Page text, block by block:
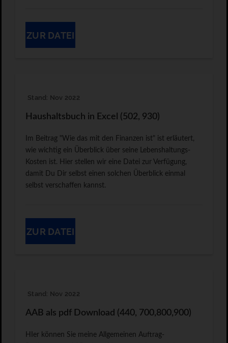
ZUR DATEI
Stand: Nov 2022
Haushaltsbuch in Excel (502, 930)
Im Beitrag "Wie das mit den Finanzen ist" ist erläutert,
wie wichtig ein Überblick über seine Lebenshaltungs-
Kosten ist. Hier stellen wir eine Datei zur Verfügung,
damit Du Dir selbst einen solchen Überblick einmal
selbst verschaffen kannst.
ZUR DATEI
Stand: Nov 2022
AAB als pdf Download (440, 700,800,900)
HIer können Sie meine Allgemeinen Auftrag-